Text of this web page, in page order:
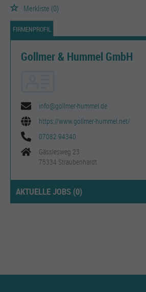
Merkliste (0)
FIRMENPROFIL
Gollmer & Hummel GmbH
info@gollmer-hummel.de
https://www.gollmer-hummel.net/
07082 94340
Gässlesweg 23
75334 Straubenhardt
AKTUELLE JOBS (0)